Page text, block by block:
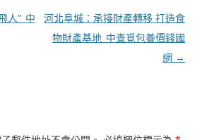
人”_中
河北阜城：承接財產轉移 打造食
物財產基地_中查覓包養價錢國
網 →